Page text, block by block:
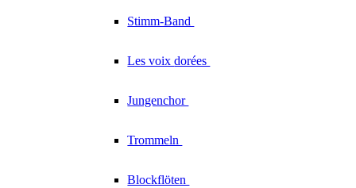
Stimm-Band
Les voixdorées
Jungenchor
Trommeln
Blockflöten